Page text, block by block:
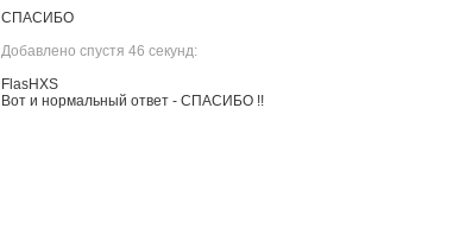
СПАСИБО
Добавлено спустя 46 секунд:
FlasHXS
Вот и нормальный ответ - СПАСИБО !!